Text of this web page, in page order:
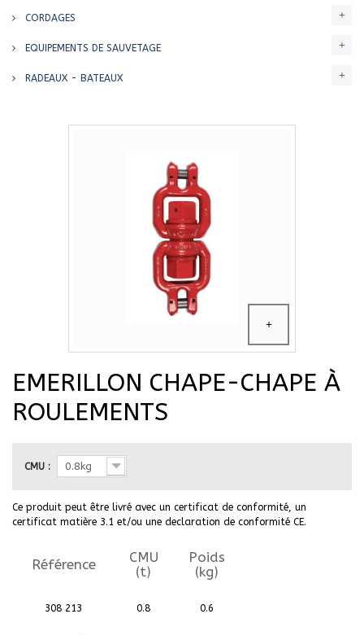
CORDAGES
EQUIPEMENTS DE SAUVETAGE
RADEAUX - BATEAUX
EMERILLON CHAPE-CHAPE À
ROULEMENTS
CMU : 0.8kg
Ce produit peut être livré avec un certificat de conformité, un
certificat matière 3.1 et/ou une declaration de conformité CE.
Référence
CMU
(t)
Poids
(kg)
308 213 0.8 0.6